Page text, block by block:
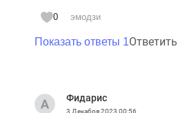
0 эмодзи
Показать ответы 1Ответить
Фидарис
3 Декабря 2023 00:56